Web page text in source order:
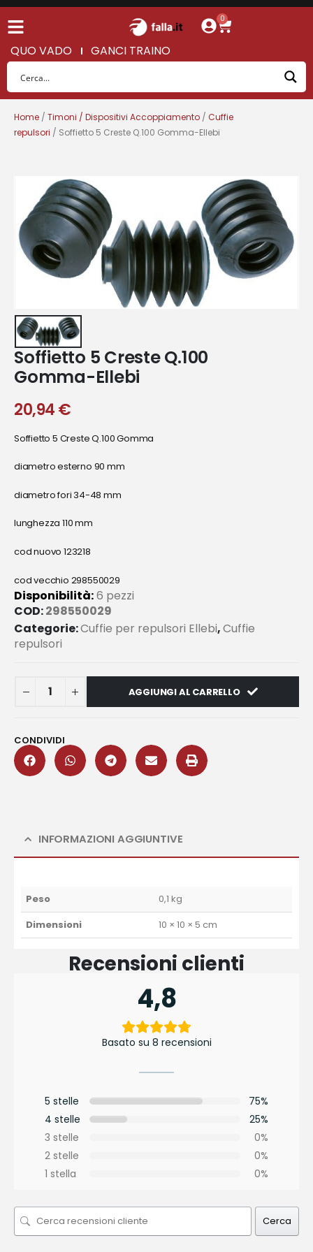
0
QUO VADO GANCI TRAINO
Home / Timoni / Dispositivi Accoppiamento / Cuffie
repulsori / Soffietto 5 Creste Q.100 Gomma-Ellebi
Soffietto 5 Creste Q.100
Gomma-Ellebi
20,94€
Soffietto 5 Creste Q.100 Gomma
diametro esterno 90 mm
diametro fori 34-48 mm
lunghezza 110 mm
cod nuovo 123218
cod vecchio 298550029
Disponibilità:6 pezzi
COD:298550029
Categorie:Cuffie per repulsori Ellebi,Cuffie
repulsori
AGGIUNGI AL CARRELLO
CONDIVIDI
INFORMAZIONI AGGIUNTIVE
Peso
0,1 kg
Dimensioni
10 × 10 × 5 cm
Recensioni clienti
4,8
Basato su 8 recensioni
5 stelle
75%
4 stelle
25%
3 stelle
0%
2 stelle
0%
1 stella
0%
Cerca